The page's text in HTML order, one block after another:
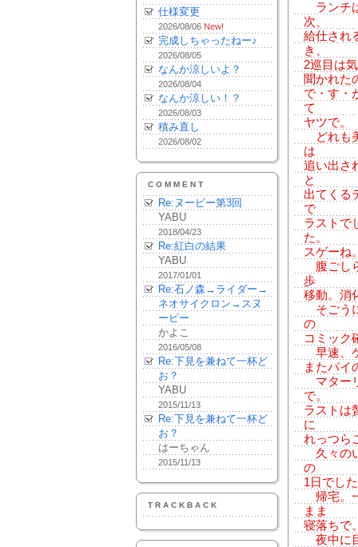
仕様変更
2026/08/06 New!
完成しちゃったねー♪
2026/08/05
なんか涼しいよ？
2026/08/04
なんか涼しい！？
2026/08/03
積み直し
2026/08/02
COMMENT
Re:ヌーピー第3回
YABU
2018/04/23
Re:紅白の結果
YABU
2017/01/01
Re:石ノ森→ライダー→
ネオサイクロン→スヌ
ーピー
かよこ
2016/05/08
Re:下見を兼ねて一杯ど
お？
YABU
2015/11/13
Re:下見を兼ねて一杯ど
お？
はーちゃん
2015/11/13
TRACKBACK
ランチ
次、
給仕され
き、
2巡目は
聞かれた
で・す・
て
ヤツで。
どれも
は
追い出さ
と
出てくる
で
ラストで
た。
スゲーね
腹ごし
歩
移動。消
そごう
の
コミック
早速、
またパイ
マター
で。
ラストは
に
れっつら
久々の
の
1日でし
帰宅。
まま
寝落ちで
夜中に